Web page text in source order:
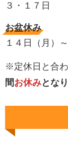
３・１７
お盆休み
１４日（月）
※定休日と合
間お休みとな